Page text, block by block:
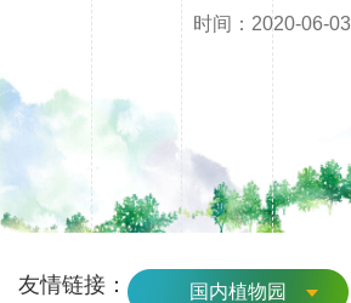
时间：2020-06-03
友情链接： 国内植物园